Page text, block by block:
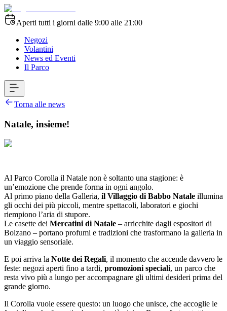
Aperti tutti i giorni dalle 9:00 alle 21:00
Negozi
Volantini
News ed Eventi
Il Parco
Torna alle news
Natale, insieme!
Al Parco Corolla il Natale non è soltanto una stagione: è
un’emozione che prende forma in ogni angolo.
Al primo piano della Galleria, il Villaggio di Babbo Natale illumina
gli occhi dei più piccoli, mentre spettacoli, laboratori e giochi
riempiono l’aria di stupore.
Le casette dei Mercatini di Natale – arricchite dagli espositori di
Bolzano – portano profumi e tradizioni che trasformano la galleria in
un viaggio sensoriale.
E poi arriva la Notte dei Regali, il momento che accende davvero le
feste: negozi aperti fino a tardi, promozioni speciali, un parco che
resta vivo più a lungo per accompagnare gli ultimi desideri prima del
grande giorno.
Il Corolla vuole essere questo: un luogo che unisce, che accoglie le